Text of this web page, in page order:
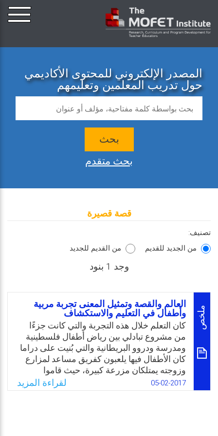
المصدر الإلكتروني للمحتوى الأكاديمي
حول تدريب المعلمين وتعليمهم
بحث
بحث متقدم
قصة قصيرة
تصنيف:
من الجديد للقديم
من القديم للجديد
وجد 1 بنود
ملخص
العالم والقصة وتمثيل المعنى تجربة مربية
وأطفال في التعليم والاستكشاف
كان التعلم خلال هذه التجربة والتي كانت جزءًا
من مشروع تبادلي بين رياض أطفال فلسطينية
ومدرسة ودروو البريطانية والتي بُنيت على دراما
كان الأطفال فيها يلعبون كفريق مساعد لمزارع
وزوجته يمتلكان مزرعة كبيرة، حيث قاموا
بانخراطات عدة داخل القصة، وحققوا من خلالها
تعلمًا غنيًا يقوم على الممارسة الفعلية عبر
05-02-2017 لقراءة المزيد